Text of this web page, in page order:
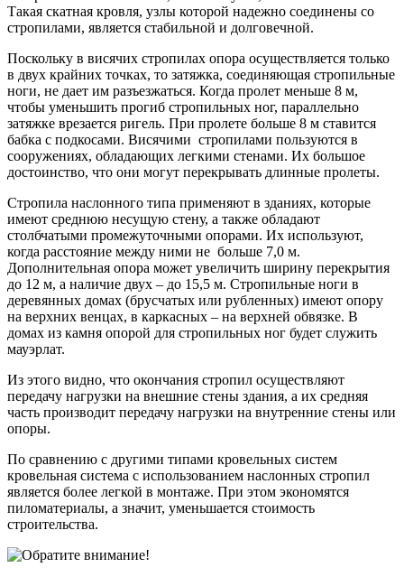
Такая скатная кровля, узлы которой надежно соединены со
стропилами, является стабильной и долговечной.
Поскольку в висячих стропилах опора осуществляется только
в двух крайних точках, то затяжка, соединяющая стропильные
ноги, не дает им разъезжаться. Когда пролет меньше 8 м,
чтобы уменьшить прогиб стропильных ног, параллельно
затяжке врезается ригель. При пролете больше 8 м ставится
бабка с подкосами. Висячими стропилами пользуются в
сооружениях, обладающих легкими стенами. Их большое
достоинство, что они могут перекрывать длинные пролеты.
Стропила наслонного типа применяют в зданиях, которые
имеют среднюю несущую стену, а также обладают
столбчатыми промежуточными опорами. Их используют,
когда расстояние между ними не больше 7,0 м.
Дополнительная опора может увеличить ширину перекрытия
до 12 м, а наличие двух – до 15,5 м. Стропильные ноги в
деревянных домах (брусчатых или рубленных) имеют опору
на верхних венцах, в каркасных – на верхней обвязке. В
домах из камня опорой для стропильных ног будет служить
мауэрлат.
Из этого видно, что окончания стропил осуществляют
передачу нагрузки на внешние стены здания, а их средняя
часть производит передачу нагрузки на внутренние стены или
опоры.
По сравнению с другими типами кровельных систем
кровельная система с использованием наслонных стропил
является более легкой в монтаже. При этом экономятся
пиломатериалы, а значит, уменьшается стоимость
строительства.